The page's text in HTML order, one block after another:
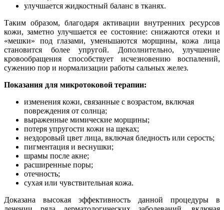
улучшается жидкостный баланс в тканях.
Таким образом, благодаря активации внутренних ресурсов
кожи, заметно улучшается ее состояние: снижаются отеки и
«мешки» под глазами, уменьшаются морщины, кожа лица
становится более упругой. Дополнительно, улучшение
кровообращения способствует исчезновению воспалений,
сужению пор и нормализации работы сальных желез.
Показания для микротоковой терапии:
изменения кожи, связанные с возрастом, включая
повреждения от солнца;
выраженные мимические морщины;
потеря упругости кожи на щеках;
нездоровый цвет лица, включая бледность или серость;
пигментация и веснушки;
шрамы после акне;
расширенные поры;
отечность;
сухая или чувствительная кожа.
Доказана высокая эффективность данной процедуры в